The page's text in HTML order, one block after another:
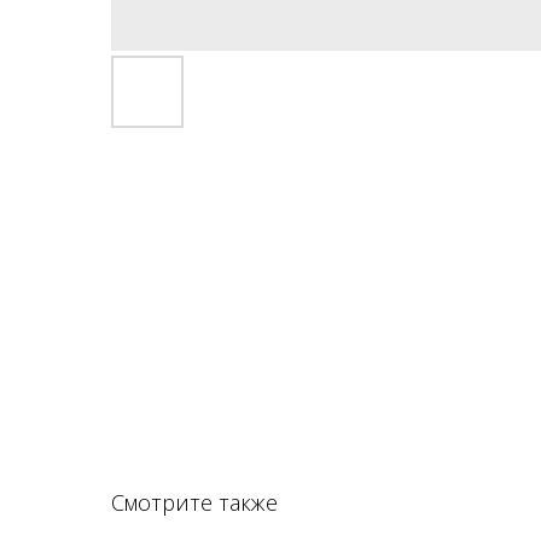
Смотрите также